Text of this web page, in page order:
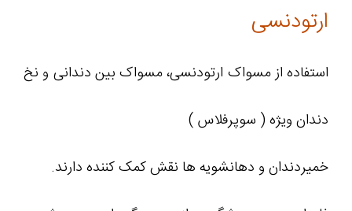
ارتودنسی
استفاده از مسواک ارتودنسی، مسواک بین دندانی و نخ
دندان ویژه ( سوپرفلاس )
خمیردندان و دهانشویه ها نقش کمک کننده دارند.